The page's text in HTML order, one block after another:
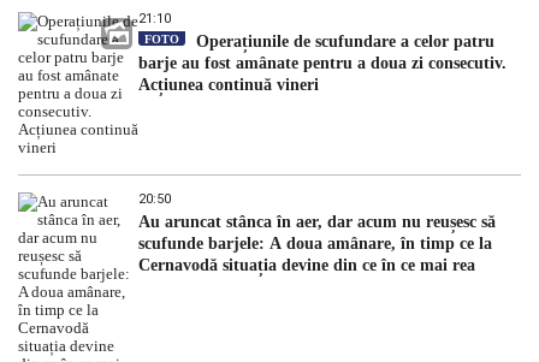
21:10
FOTO
Operațiunile de scufundare a celor patru
barje au fost amânate pentru a doua zi consecutiv.
Acțiunea continuă vineri
20:50
Au aruncat stânca în aer, dar acum nu reușesc să
scufunde barjele: A doua amânare, în timp ce la
Cernavodă situația devine din ce în ce mai rea